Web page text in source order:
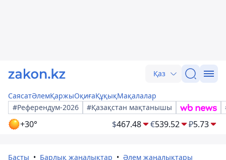
Қаз
СаясатӘлемҚаржыОқиғаҚұқықМақалалар
#Референдум-2026
#Қазақстан мақтанышы
+30° $467.48 €539.52 ₽5.73
Басты Барлық жаңалықтар Әлем жаңалықтары